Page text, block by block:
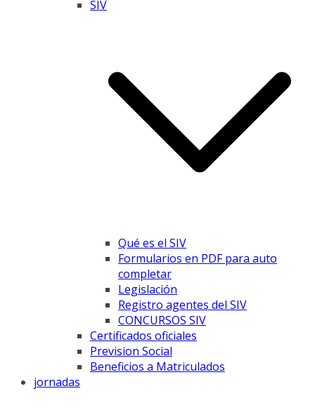
SIV
Qué es el SIV
Formularios en PDF para auto
completar
Legislación
Registro agentes del SIV
CONCURSOS SIV
Certificados oficiales
Prevision Social
Beneficios a Matriculados
jornadas